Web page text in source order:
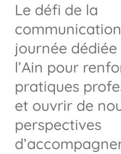
Le défi de la
journée dédiée
l’Ain pour
pratiques
et ouvrir de
perspectives